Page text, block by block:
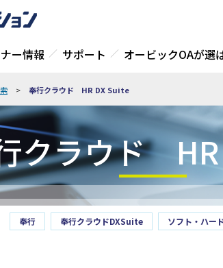
ー情報 サポート オービックOAが選
> 奉行クラウド HR DX Suite
クラウド HR
奉行 奉行クラウドDXSuite ソフト・ハー